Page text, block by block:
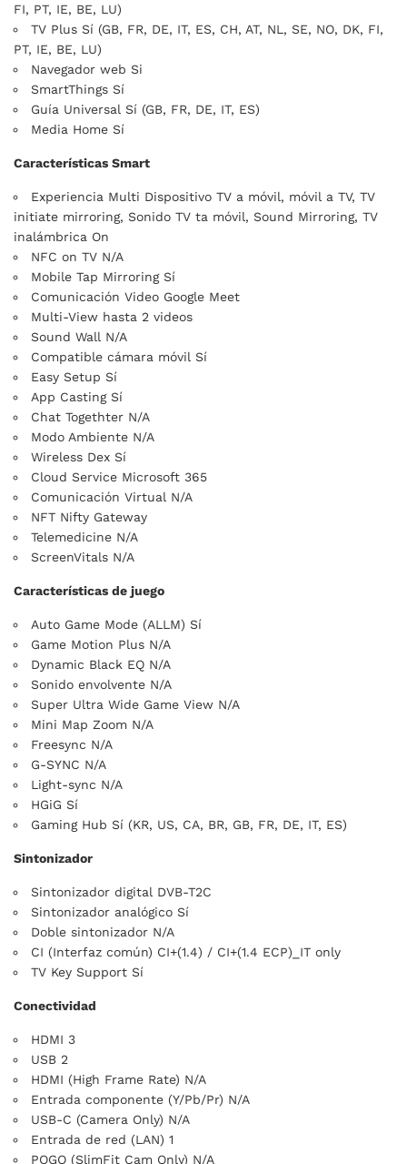
FI, PT, IE, BE, LU)
TV Plus Sí (GB, FR, DE, IT, ES, CH, AT, NL, SE, NO, DK, FI,
PT, IE, BE, LU)
Navegador web Si
SmartThings Sí
Guía Universal Sí (GB, FR, DE, IT, ES)
Media Home Sí
Características Smart
Experiencia Multi Dispositivo TV a móvil, móvil a TV, TV
initiate mirroring, Sonido TV ta móvil, Sound Mirroring, TV
inalámbrica On
NFC on TV N/A
Mobile Tap Mirroring Sí
Comunicación Video Google Meet
Multi-View hasta 2 videos
Sound Wall N/A
Compatible cámara móvil Sí
Easy Setup Sí
App Casting Sí
Chat Togethter N/A
Modo Ambiente N/A
Wireless Dex Sí
Cloud Service Microsoft 365
Comunicación Virtual N/A
NFT Nifty Gateway
Telemedicine N/A
ScreenVitals N/A
Características de juego
Auto Game Mode (ALLM) Sí
Game Motion Plus N/A
Dynamic Black EQ N/A
Sonido envolvente N/A
Super Ultra Wide Game View N/A
Mini Map Zoom N/A
Freesync N/A
G-SYNC N/A
Light-sync N/A
HGiG Sí
Gaming Hub Sí (KR, US, CA, BR, GB, FR, DE, IT, ES)
Sintonizador
Sintonizador digital DVB-T2C
Sintonizador analógico Sí
Doble sintonizador N/A
CI (Interfaz común) CI+(1.4) / CI+(1.4 ECP)_IT only
TV Key Support Sí
Conectividad
HDMI 3
USB 2
HDMI (High Frame Rate) N/A
Entrada componente (Y/Pb/Pr) N/A
USB-C (Camera Only) N/A
Entrada de red (LAN) 1
POGO (SlimFit Cam Only) N/A